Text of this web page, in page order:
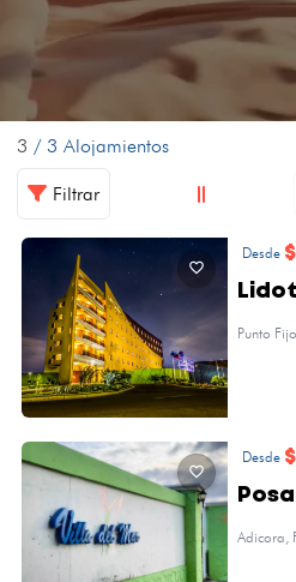
3 / 3 Alojamientos
Filtrar
Desde
Punto
Desde
Adicora,